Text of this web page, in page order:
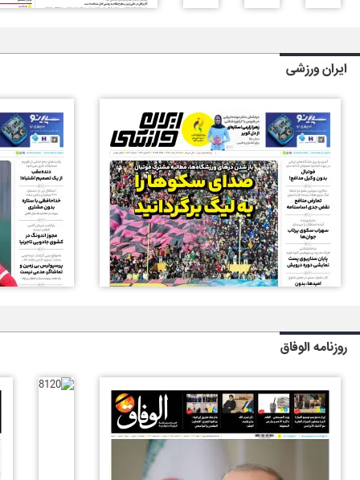
ایران ورزشی
روزنامه الوفاق